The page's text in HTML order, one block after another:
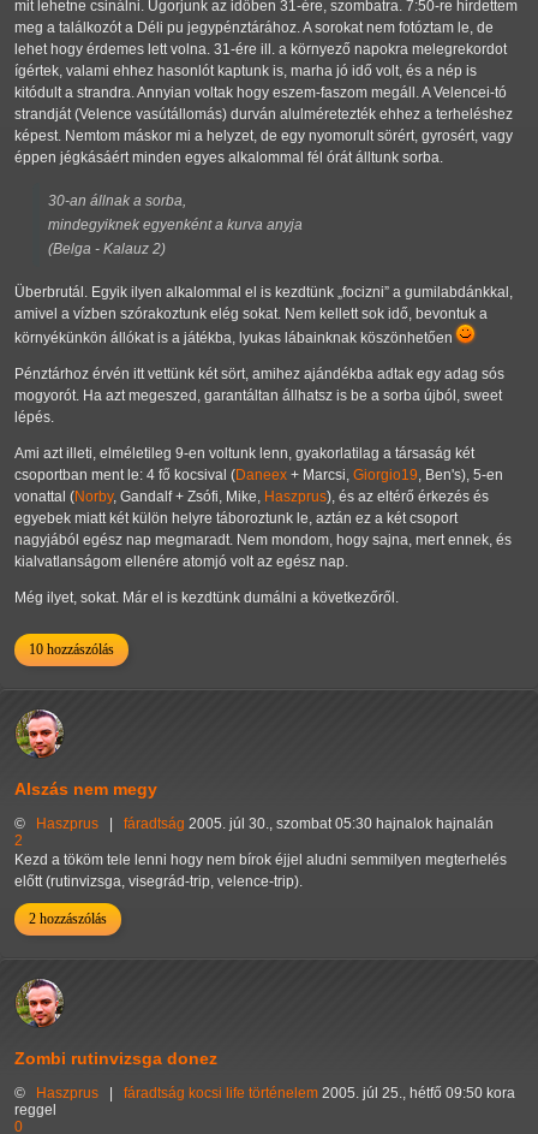
mit lehetne csinálni. Ugorjunk az időben 31-ére, szombatra. 7:50-re hirdettem
meg a találkozót a Déli pu jegypénztárához. A sorokat nem fotóztam le, de
lehet hogy érdemes lett volna. 31-ére ill. a környező napokra melegrekordot
ígértek, valami ehhez hasonlót kaptunk is, marha jó idő volt, és a nép is
kitódult a strandra. Annyian voltak hogy eszem-faszom megáll. A Velencei-tó
strandját (Velence vasútállomás) durván alulméretezték ehhez a terheléshez
képest. Nemtom máskor mi a helyzet, de egy nyomorult sörért, gyrosért, vagy
éppen jégkásáért minden egyes alkalommal fél órát álltunk sorba.
30-an állnak a sorba,
mindegyiknek egyenként a kurva anyja
(Belga - Kalauz 2)
Überbrutál. Egyik ilyen alkalommal el is kezdtünk focizni a gumilabdánkkal,
amivel a vízben szórakoztunk elég sokat. Nem kellett sok idő, bevontuk a
környékünkön állókat is a játékba, lyukas lábainknak köszönhetően
Pénztárhoz érvén itt vettünk két sört, amihez ajándékba adtak egy adag sós
mogyorót. Ha azt megeszed, garantáltan állhatsz is be a sorba újból, sweet
lépés.
Ami azt illeti, elméletileg 9-en voltunk lenn, gyakorlatilag a társaság két
csoportban ment le: 4 fő kocsival (Daneex + Marcsi, Giorgio19, Ben's), 5-en
vonattal (Norby, Gandalf + Zsófi, Mike, Haszprus), és az eltérő érkezés és
egyebek miatt két külön helyre táboroztunk le, aztán ez a két csoport
nagyjából egész nap megmaradt. Nem mondom, hogy sajna, mert ennek, és
kialvatlanságom ellenére atomjó volt az egész nap.
Még ilyet, sokat. Már el is kezdtünk dumálni a következőről.
10 hozzászólás
Alszás nem megy
© Haszprus fáradtság 2005. júl 30., szombat 05:30 hajnalok hajnalán
2
Kezd a tököm tele lenni hogy nem bírok éjjel aludni semmilyen megterhelés
előtt (rutinvizsga, visegrád-trip, velence-trip).
2 hozzászólás
Zombi rutinvizsga donez
© Haszprus fáradtság kocsi life történelem 2005. júl 25., hétfő 09:50 kora
reggel
0